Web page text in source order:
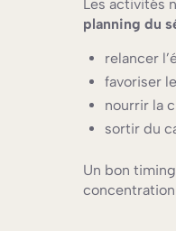
Les activités
planning du
relancer
favoriser
nourrir la
sortir du
Un bon